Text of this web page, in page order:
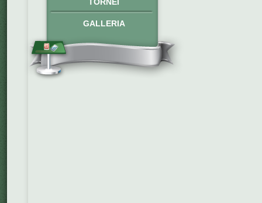
GALLERIA